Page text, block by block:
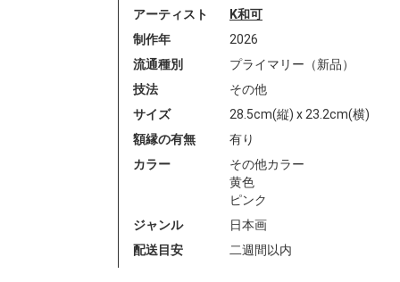
アーティスト
K和可
制作年
2026
流通種別
プライマリー（新品）
技法
その他
サイズ
28.5cm(縦) x 23.2cm(横)
額縁の有無
有り
カラー
その他カラー
黄色
ピンク
ジャンル
日本画
配送目安
二週間以内